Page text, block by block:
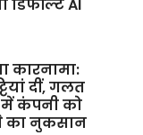
डिफॉल्ट AI
कारनामा:
दीं, गलत
कंपनी को
का नुकसान